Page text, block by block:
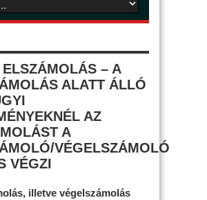
– A
ALATT ÁLLÓ
AZ
A
VÉGELSZÁMOLÓ
VÉGZI
illetve végelszámolás